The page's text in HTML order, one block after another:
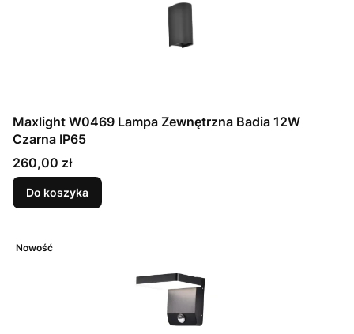
Maxlight W0469 Lampa Zewnętrzna Badia 12W
Czarna IP65
Cena
260,00 zł
Do koszyka
Nowość